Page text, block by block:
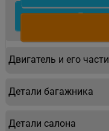
Двигатель и его части
Детали багажника
Детали салона